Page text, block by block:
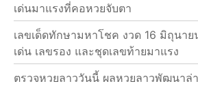
เด่นมาแรงที่คอหวยจับตา
เลขเด็ดทักษามหาโชค งวด 16 มิถุนา
เด่น เลขรอง และชุดเลขท้ายมาแรง
ตรวจหวยลาววันนี้ ผลหวยลาวพัฒนาล่